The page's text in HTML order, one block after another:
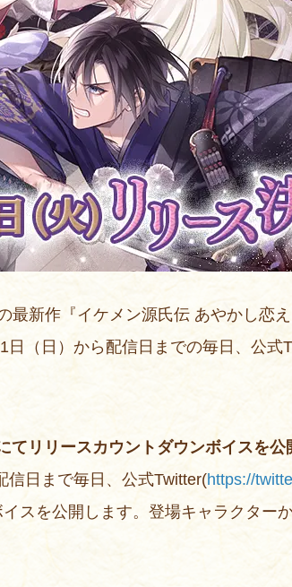
最新作『イケメン源氏伝 あやかし恋
（日）から配信日までの毎日、公式
リリースカウントダウンボイスを公
信日まで毎日、公式Twitter(https://
スを公開します。登場キャラクター